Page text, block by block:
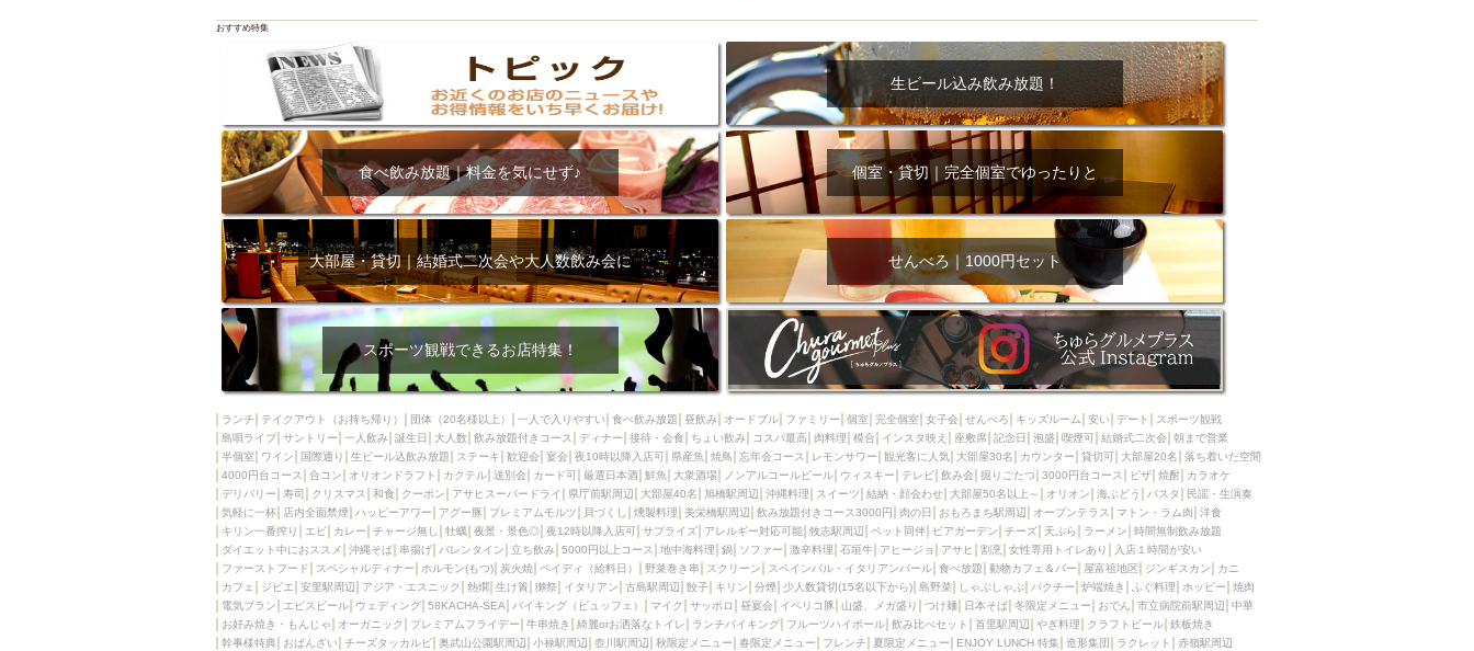
デリバリー 寿司 クリスマス 和食
クーポン
アサヒスーパードライ
県庁前駅周辺 旭橋駅周辺 沖縄料理 スイーツ
結納・顔会わせ
大部屋50名以上～
オリオン 海ぶどう 民謡・生演奏 気軽に一杯
店内全面禁煙
ハッピーアワー
アグー豚 プレミアムモルツ 貝づくし 燻製料理
美栄橋駅周辺
飲み放題付きコース3000円
肉の日 おもろまち駅周辺 オープンテラス マトン・ラム肉
洋食
キリン一番搾り
エビ カレー チャージ無し 牡蠣 夜景・景色◎ 夜12時以降入店可
サプライズ
アレルギー対応可能
牧志駅周辺 ペット同伴 ビアガーデン 天ぷら
時間無制飲み放題
ダイエット中におススメ
沖縄そば 串揚げ バレンタイン 立ち飲み 5000円以上コース 地中海料理
鍋
ソファー
激辛料理 石垣牛 アヒージョ アサヒ 割烹 女性専用トイレあり
入店１時間が安い
ファーストフード
スペシャルディナー ホルモン(もつ) 炭火焼 ペイディ（給料日）
野菜巻き串
スクリーン
スペインバル・イタリアンバール 食べ放題 動物カフェ＆バー 屋富祖地区
ジンギスカン
カニ
カフェ ジビエ 安里駅周辺 アジア・エスニック 熱燗 生け簀 獺祭 イタリアン
古島駅周辺
分煙 少人数貸切(15名以下から) しゃぶしゃぶ パクチー 炉端焼き
ふぐ料理
ホッピー
焼肉 電気ブラン エビスビール ウェディング 58KACHA-SEA
バイキング（ビュッフェ）
マイク
サッポロ 昼宴会 イベリコ豚 山盛、メガ盛り つけ麺 日本そば 冬限定メニュー
おでん
市立病院前駅周辺
中華 お好み焼き・もんじゃ オーガニック プレミアムフライデー
牛串焼き
綺麗orお洒落なトイレ
ランチバイキング フルーツハイボール 飲み比べセット 首里駅周辺
やぎ料理
クラフトビール
鉄板焼き 幹事様特典 おばんざい チーズタッカルビ 奥武山公園駅周辺
小禄駅周辺
壺川駅周辺
秋限定メニュー 春限定メニュー フレンチ 夏限定メニュー ENJOY LUNCH 特集
造形集団
ラクレット
赤嶺駅周辺 シードル 那覇空港駅周辺 儀保駅周辺
おすすめ特集
生ビール込み飲み放題！
食べ飲み放題｜料金を気にせず♪ 個室・貸切｜完全個室でゆったりと
大部屋・貸切｜結婚式二次会や大人数飲み会に せんべろ｜1000円セット
スポーツ観戦できるお店特集！
ランチ テイクアウト（お持ち帰り） 団体（20名様以上） 一人で入りやすい 食べ飲み放題 昼飲み オードブル ファミリー 個室 完全個室 女子会 せんべろ キッズルーム 安い デート
スポーツ観戦
島唄ライブ サントリー 一人飲み 誕生日 大人数 飲み放題付きコース ディナー 接待・会食 ちょい飲み コスパ最高 肉料理 模合 インスタ映え 座敷席 記念日 泡盛 喫煙可 結婚式二次会 朝まで営業
半個室
ワイン 国際通り 生ビール込飲み放題 ステーキ 歓迎会 宴会 夜10時以降入店可 県産魚 焼鳥 忘年会コース レモンサワー 観光客に人気 大部屋30名 カウンター 貸切可 大部屋20名
落ち着いた空間
4000円台コース
合コン オリオンドラフト カクテル 送別会 カード可 厳選日本酒 鮮魚 大衆酒場 ノンアルコールビール ウィスキー テレビ 飲み会 掘りごたつ 3000円台コース ピザ 焼酎
カラオケ
デリバリー
寿司 クリスマス 和食 クーポン アサヒスーパードライ 県庁前駅周辺 大部屋40名 旭橋駅周辺 沖縄料理 スイーツ 結納・顔会わせ 大部屋50名以上～ オリオン 海ぶどう パスタ
民謡・生演奏
気軽に一杯
店内全面禁煙 ハッピーアワー アグー豚 プレミアムモルツ 貝づくし 燻製料理 美栄橋駅周辺 飲み放題付きコース3000円 肉の日 おもろまち駅周辺 オープンテラス マトン・ラム肉
洋食
キリン一番搾り
エビ カレー チャージ無し 牡蠣 夜景・景色◎ 夜12時以降入店可 サプライズ アレルギー対応可能 牧志駅周辺 ペット同伴 ビアガーデン チーズ 天ぷら ラーメン
時間無制飲み放題
ダイエット中におススメ
沖縄そば 串揚げ バレンタイン 立ち飲み 5000円以上コース 地中海料理 鍋 ソファー 激辛料理 石垣牛 アヒージョ アサヒ 割烹 女性専用トイレあり
入店１時間が安い
ファーストフード
スペシャルディナー ホルモン(もつ) 炭火焼 ペイディ（給料日） 野菜巻き串 スクリーン スペインバル・イタリアンバール 食べ放題 動物カフェ＆バー 屋富祖地区 ジンギスカン
カニ
カフェ
ジビエ 安里駅周辺 アジア・エスニック 熱燗 生け簀 獺祭 イタリアン 古島駅周辺 餃子 キリン 分煙 少人数貸切(15名以下から) 島野菜 しゃぶしゃぶ パクチー 炉端焼き ふぐ料理 ホッピー
焼肉
電気ブラン
エビスビール ウェディング 58KACHA-SEA バイキング（ビュッフェ） マイク サッポロ 昼宴会 イベリコ豚 山盛、メガ盛り つけ麺 日本そば 冬限定メニュー おでん 市立病院前駅周辺
中華
お好み焼き・もんじゃ
オーガニック プレミアムフライデー 牛串焼き 綺麗orお洒落なトイレ ランチバイキング フルーツハイボール 飲み比べセット 首里駅周辺 やぎ料理 クラフトビール 鉄板焼き
幹事様特典
おばんざい チーズタッカルビ 奥武山公園駅周辺 小禄駅周辺 壺川駅周辺 秋限定メニュー 春限定メニュー フレンチ 夏限定メニュー ENJOY LUNCH 特集 造形集団 ラクレット 赤嶺駅周辺